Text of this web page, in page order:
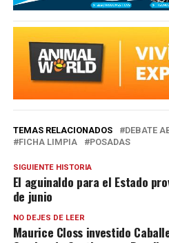
TEMAS RELACIONADOS DEBATE
FICHA LIMPIA
POSADAS
SIGUIENTE HISTORIA
El aguinaldo para el Estado
de junio
NO DEJES DE LEER
Maurice Closs investido